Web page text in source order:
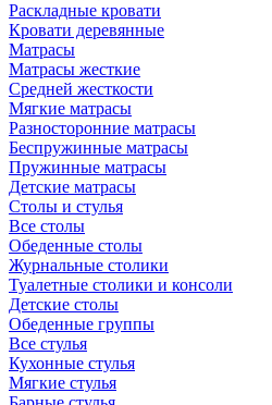
Раскладные кровати
Кровати деревянные
Матрасы
Матрасы жесткие
Средней жесткости
Мягкие матрасы
Разносторонние матрасы
Беспружинные матрасы
Пружинные матрасы
Детские матрасы
Столы и стулья
Все столы
Обеденные столы
Журнальные столики
Туалетные столики и консоли
Детские столы
Обеденные группы
Все стулья
Кухонные стулья
Мягкие стулья